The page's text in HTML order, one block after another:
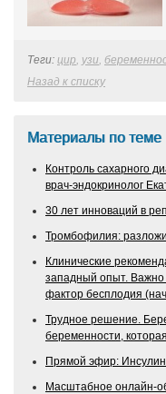
Теги: цир, узи,
Назад к списку
Материалы по теме
Контроль сахарного
врач-эндокринолог
30 лет инноваций в
Тромбофилия:
Клинические
западный опыт. Важно
фактор бесплодия
Трудное решение.
беременности,
Прямой эфир:
Масштабное онлайн-